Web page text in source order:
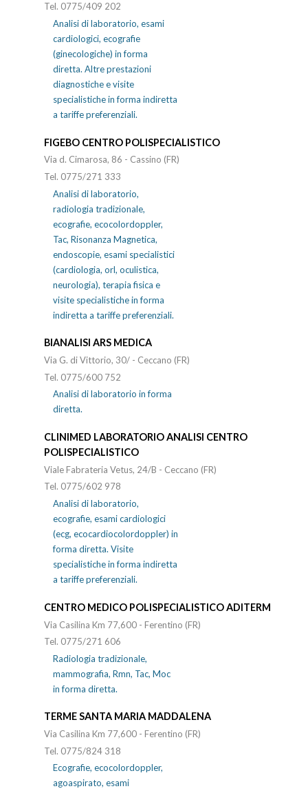
Tel. 0775/409 202
Analisi di laboratorio, esami
cardiologici, ecografie
(ginecologiche) in forma
diretta. Altre prestazioni
diagnostiche e visite
specialistiche in forma indiretta
a tariffe preferenziali.
FIGEBO CENTRO POLISPECIALISTICO
Via d. Cimarosa, 86 - Cassino (FR)
Tel. 0775/271 333
Analisi di laboratorio,
radiologia tradizionale,
ecografie, ecocolordoppler,
Tac, Risonanza Magnetica,
endoscopie, esami specialistici
(cardiologia, orl, oculistica,
neurologia), terapia fisica e
visite specialistiche in forma
indiretta a tariffe preferenziali.
BIANALISI ARS MEDICA
Via G. di Vittorio, 30/ - Ceccano (FR)
Tel. 0775/600 752
Analisi di laboratorio in forma
diretta.
CLINIMED LABORATORIO ANALISI CENTRO
POLISPECIALISTICO
Viale Fabrateria Vetus, 24/B - Ceccano (FR)
Tel. 0775/602 978
Analisi di laboratorio,
ecografie, esami cardiologici
(ecg, ecocardiocolordoppler) in
forma diretta. Visite
specialistiche in forma indiretta
a tariffe preferenziali.
CENTRO MEDICO POLISPECIALISTICO ADITERM
Via Casilina Km 77,600 - Ferentino (FR)
Tel. 0775/271 606
Radiologia tradizionale,
mammografia, Rmn, Tac, Moc
in forma diretta.
TERME SANTA MARIA MADDALENA
Via Casilina Km 77,600 - Ferentino (FR)
Tel. 0775/824 318
Ecografie, ecocolordoppler,
agoaspirato, esami